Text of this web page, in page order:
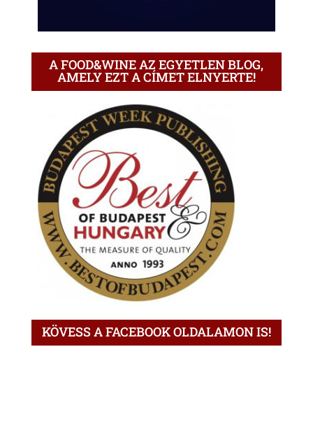
A FOOD&WINE AZ EGYETLEN BLOG,
AMELY EZT A CÍMET ELNYERTE!
KÖVESS A FACEBOOK OLDALAMON IS!